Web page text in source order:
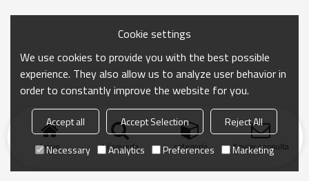
Inicio búsqueda categoría Enviar consulta
Cookie settings
We use cookies to provide you with the best possible
experience. They also allow us to analyze user behavior in
order to constantly improve the website for you.
Accept all Accept Selection
Reject All
Necessary
Analytics Preferences Marketing